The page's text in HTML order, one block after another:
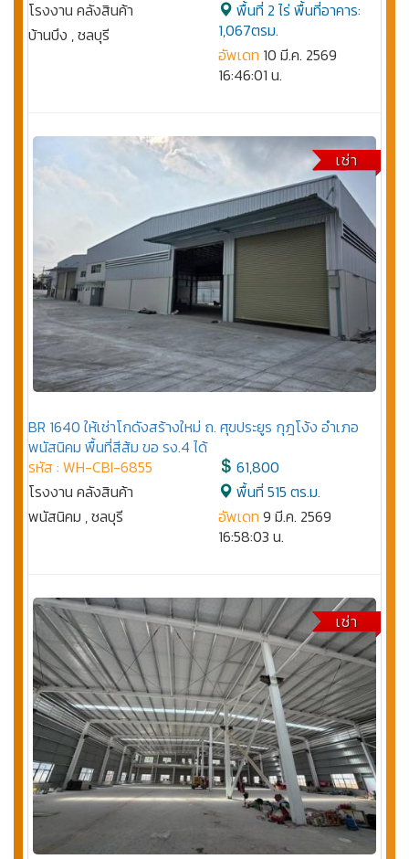
โรงงาน คลังสินค้า
บ้านบึง , ชลบุรี
พื้นที่ 2 ไร่ พื้นที่อาคาร:
1,067ตรม.
อัพเดท 10 มี.ค. 2569
16:46:01 น.
เช่า
BR 1640 ให้เช่าโกดังสร้างใหม่ ถ. ศุขประยูร กุฎโง้ง อำเภอ
พนัสนิคม พื้นที่สีส้ม ขอ รง.4 ได้
รหัส : WH-CBI-6855
โรงงาน คลังสินค้า
พนัสนิคม , ชลบุรี
61,800
พื้นที่ 515 ตร.ม.
อัพเดท 9 มี.ค. 2569
16:58:03 น.
เช่า